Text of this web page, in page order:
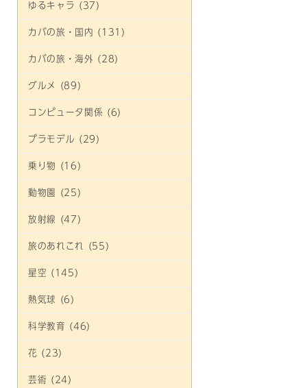
ゆるキャラ (37)
カバの旅・国内 (131)
カバの旅・海外 (28)
グルメ (89)
コンピュータ関係 (6)
プラモデル (29)
乗り物 (16)
動物園 (25)
放射線 (47)
旅のあれこれ (55)
星空 (145)
熱気球 (6)
科学教育 (46)
花 (23)
芸術 (24)